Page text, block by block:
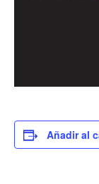
Añadir al